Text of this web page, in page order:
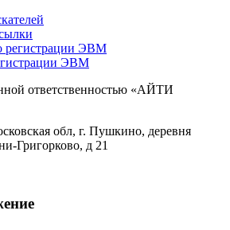
регистрации ЭВМ
ЭВМ
ответственностью «АЙТИ
обл, г. Пушкино, деревня
Григорково, д 21